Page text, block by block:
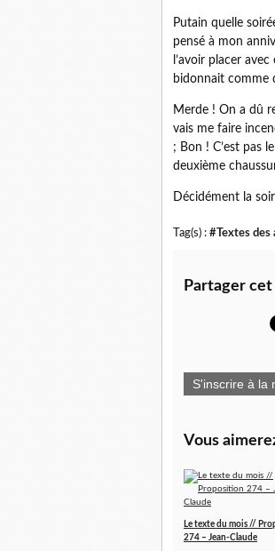
Putain quelle
pensé à mon
l’avoir placer
bidonnait comme
Merde ! On a dû
vais me faire
; Bon ! C’est pas
deuxième
Décidément la
Tag(s) : #Textes des
Partager
S'inscrire à la
Vous
Le texte du mois //
274 – Jean-Claude